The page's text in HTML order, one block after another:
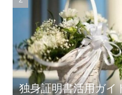
独身証明書活用ガ